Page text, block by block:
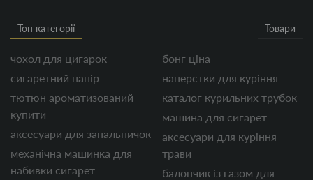
Топ категорії Товари
чохол для цигарок
сигаретний папір
тютюн ароматизований
купити
аксесуари для запальничок
механічна машинка для
набивки сигарет
бонг ціна
наперстки для куріння
каталог курильних трубок
машина для сигарет
аксесуари для куріння
трави
балончик із газом для